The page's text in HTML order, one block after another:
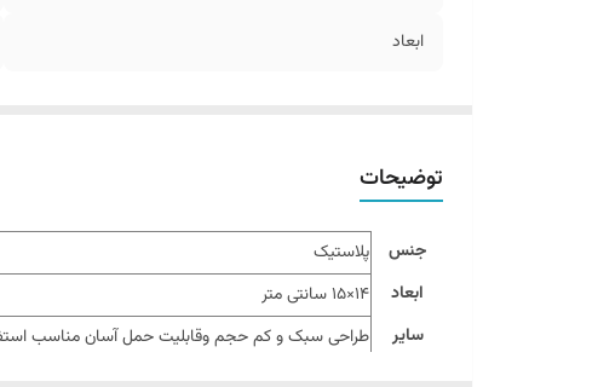
ابعاد
توضیحات
جنس
پلاستیک
ابعاد
14×15 سانتی متر
سایر